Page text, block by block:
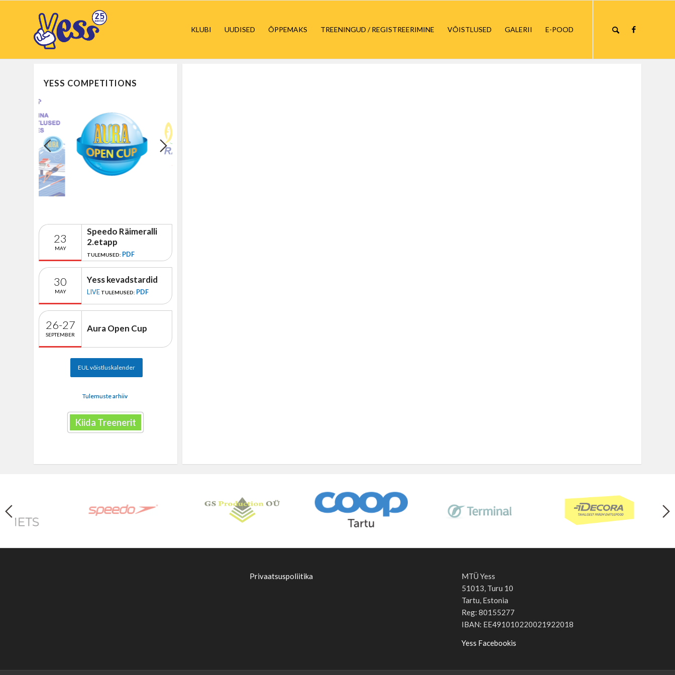
KLUBI UUDISED ÕPPEMAKS TREENINGUD / REGISTREERIMINE VÕISTLUSED GALERII E-POOD
YESS COMPETITIONS
23
MAY
Speedo Räimeralli
2.etapp
TULEMUSED: PDF
30
MAY
Yess kevadstardid
LIVE TULEMUSED: PDF
26-27
SEPTEMBER
Aura Open Cup
EUL võistluskalender
Tulemuste arhiiv
Kiida Treenerit
Privaatsuspoliitika
MTÜ Yess
51013, Turu 10
Tartu, Estonia
Reg: 80155277
IBAN: EE491010220021922018
Yess Facebookis